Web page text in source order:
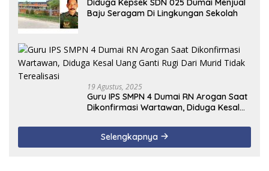
Diduga Kepsek SDN 025 Dumai Menjual
Baju Seragam Di Lingkungan Sekolah
19 Agustus, 2025
Guru IPS SMPN 4 Dumai RN Arogan Saat
Dikonfirmasi Wartawan, Diduga Kesal
Terealisasi
Selengkapnya